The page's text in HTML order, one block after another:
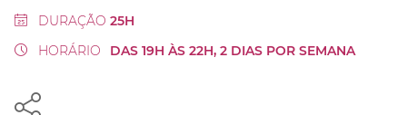
DURAÇÃO 25H
HORÁRIO
DAS 19H ÀS 22H, 2 DIAS POR SEMANA